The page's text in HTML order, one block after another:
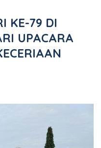
KE-79 DI
UPACARA